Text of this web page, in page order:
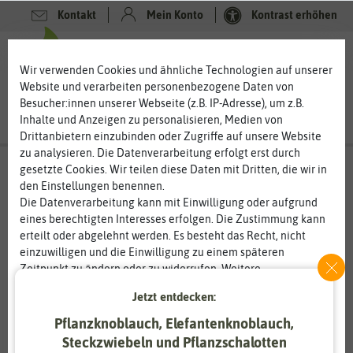
Kontakt Mein Konto Kontrast erhöhen
Wir verwenden Cookies und ähnliche Technologien auf unserer
Website und verarbeiten personenbezogene Daten von
Besucher:innen unserer Webseite (z.B. IP-Adresse), um z.B.
Inhalte und Anzeigen zu personalisieren, Medien von
Drittanbietern einzubinden oder Zugriffe auf unsere Website
zu analysieren. Die Datenverarbeitung erfolgt erst durch
gesetzte Cookies. Wir teilen diese Daten mit Dritten, die wir in
den Einstellungen benennen.
Die Datenverarbeitung kann mit Einwilligung oder aufgrund
eines berechtigten Interesses erfolgen. Die Zustimmung kann
erteilt oder abgelehnt werden. Es besteht das Recht, nicht
einzuwilligen und die Einwilligung zu einem späteren
Zeitpunkt zu ändern oder zu widerrufen. Weitere
Informationen zur Verwendung personenbezogener Daten und
den Diensten erklären wir in unsererDaten­schutz­erklärung
Essenziell Statistik
Jetzt entdecken:
Pflanzknoblauch, Elefantenknoblauch,
Steckzwiebeln und Pflanzschalotten